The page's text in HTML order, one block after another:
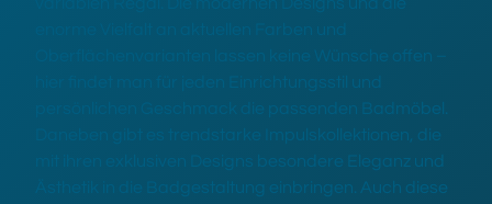
enorme Vielfalt an aktuellen Farben und
Oberflächenvarianten lassen keine Wünsche offen –
hier findet man für jeden Einrichtungsstil und
persönlichen Geschmack die passenden Badmöbel.
Daneben gibt es trendstarke Impulskollektionen, die
mit ihren exklusiven Designs besondere Eleganz und
Ästhetik in die Badgestaltung einbringen. Auch diese